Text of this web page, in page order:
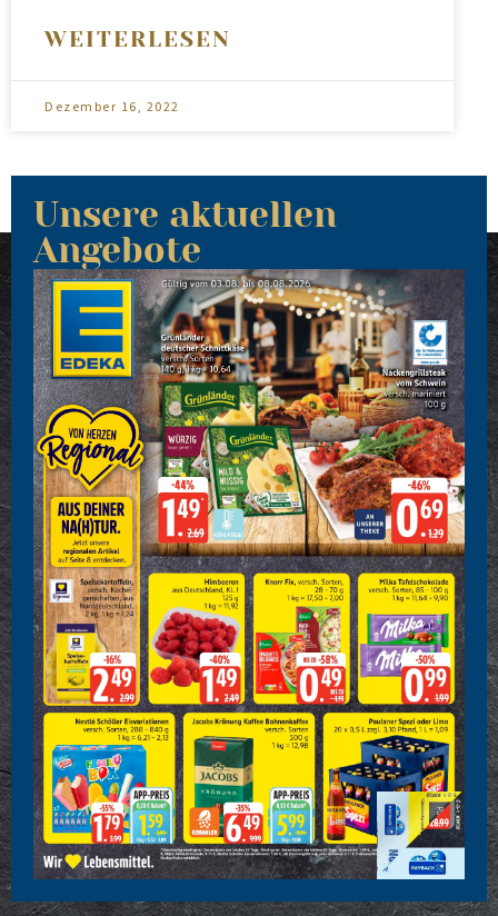
WEITERLESEN
Dezember 16, 2022
Unsere aktuellen
Angebote